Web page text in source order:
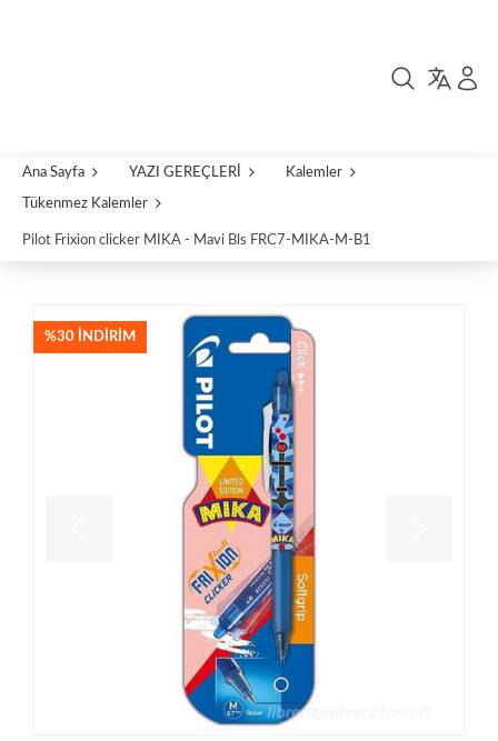
Ana Sayfa YAZI GEREÇLERİ Kalemler
Tükenmez Kalemler
Pilot Frixion clicker MIKA - Mavi Bls FRC7-MIKA-M-B1
%30 İNDIRIM